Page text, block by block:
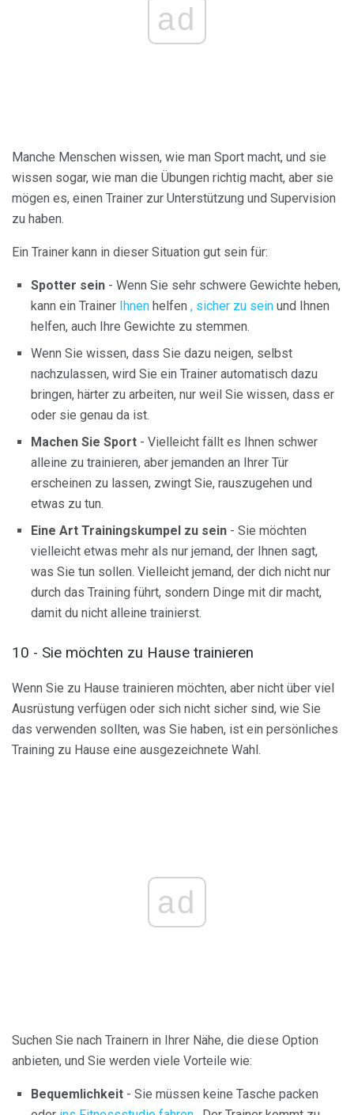
ad
Manche Menschen wissen, wie man Sport macht, und sie
wissen sogar, wie man die Übungen richtig macht, aber sie
mögen es, einen Trainer zur Unterstützung und Supervision
zu haben.
Ein Trainer kann in dieser Situation gut sein für:
Spotter sein - Wenn Sie sehr schwere Gewichte heben,
kann ein Trainer Ihnen helfen , sicher zu sein und Ihnen
helfen, auch Ihre Gewichte zu stemmen.
Wenn Sie wissen, dass Sie dazu neigen, selbst
nachzulassen, wird Sie ein Trainer automatisch dazu
bringen, härter zu arbeiten, nur weil Sie wissen, dass er
oder sie genau da ist.
Machen Sie Sport - Vielleicht fällt es Ihnen schwer
alleine zu trainieren, aber jemanden an Ihrer Tür
erscheinen zu lassen, zwingt Sie, rauszugehen und
etwas zu tun.
Eine Art Trainingskumpel zu sein - Sie möchten
vielleicht etwas mehr als nur jemand, der Ihnen sagt,
was Sie tun sollen. Vielleicht jemand, der dich nicht nur
durch das Training führt, sondern Dinge mit dir macht,
damit du nicht alleine trainierst.
10 - Sie möchten zu Hause trainieren
Wenn Sie zu Hause trainieren möchten, aber nicht über viel
Ausrüstung verfügen oder sich nicht sicher sind, wie Sie
das verwenden sollten, was Sie haben, ist ein persönliches
Training zu Hause eine ausgezeichnete Wahl.
ad
Suchen Sie nach Trainern in Ihrer Nähe, die diese Option
anbieten, und Sie werden viele Vorteile wie:
Bequemlichkeit - Sie müssen keine Tasche packen